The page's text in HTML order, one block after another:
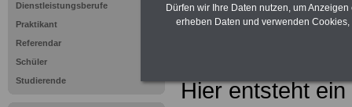
Dienstleistungsberufe
Praktikant
Referendar
Schüler
Studierende
Hier entsteht
Dürfen wir Ihre Daten nutzen, um
erheben Daten und verwenden